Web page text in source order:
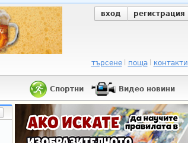
вход регистрация
търсене поща контакти
Спортни Видео новини